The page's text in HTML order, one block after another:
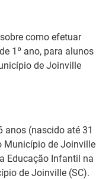
como efetuar
1º ano, para alunos
de Joinville
anos (nascido até 31
Município de Joinville
Educação Infantil na
de Joinville (SC).